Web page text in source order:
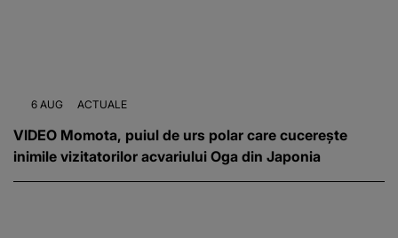
6 AUG ACTUALE
VIDEO Momota, puiul de urs polar care cucerește
inimile vizitatorilor acvariului Oga din Japonia